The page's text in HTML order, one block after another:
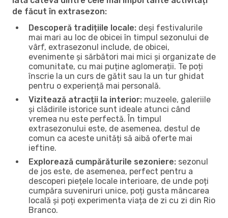
de făcut în extrasezon:
Descoperă tradițiile locale: deși festivalurile
mai mari au loc de obicei în timpul sezonului de
vârf, extrasezonul include, de obicei,
evenimente și sărbători mai mici și organizate de
comunitate, cu mai puține aglomerații. Te poți
înscrie la un curs de gătit sau la un tur ghidat
pentru o experiență mai personală.
Vizitează atracții la interior: muzeele, galeriile
și clădirile istorice sunt ideale atunci când
vremea nu este perfectă. În timpul
extrasezonului este, de asemenea, destul de
comun ca aceste unități să aibă oferte mai
ieftine.
Explorează cumpărăturile sezoniere: sezonul
de jos este, de asemenea, perfect pentru a
descoperi piețele locale interioare, de unde poți
cumpăra suveniruri unice, poți gusta mâncarea
locală și poți experimenta viața de zi cu zi din Rio
Branco.